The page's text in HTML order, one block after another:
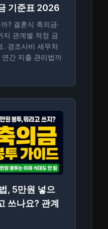
기준표 2026
? 결혼식 축의금·
지 관계별 적정 금
경조사비 세무처
간 지출 관리법까
, 5만원 넣으
쓰나요? 관계